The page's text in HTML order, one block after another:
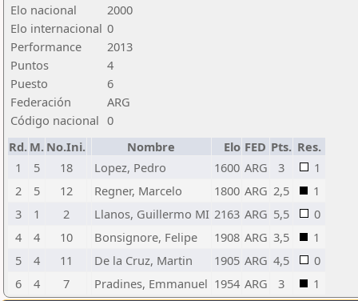
Elo nacional
2000
Elo internacional 0
Performance
2013
Puntos
4
Puesto
6
Federación
ARG
Código nacional 0
Rd. M. No.Ini. Nombre Elo FED Pts. Res.
1
5 18 Lopez, Pedro 1600 ARG 3
1
2
5 12 Regner, Marcelo 1800 ARG 2,5
1
3
1 2 Llanos, Guillermo MI 2163 ARG 5,5
0
4
4 10 Bonsignore, Felipe 1908 ARG 3,5
1
5
4 11 De la Cruz, Martin 1905 ARG 4,5
0
6
4 7 Pradines, Emmanuel 1954 ARG 3 1